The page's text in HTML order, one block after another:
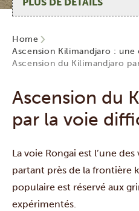
Home
Ascension Kilimandjaro :
Ascension du Kilimandjaro
Ascension du
par la voie
La voie Rongai est l’une
partant près de la frontière
populaire est réservé aux
expérimentés.